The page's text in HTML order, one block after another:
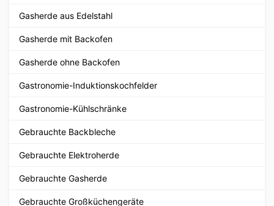
Gasherde aus Edelstahl
Gasherde mit Backofen
Gasherde ohne Backofen
Gastronomie-Induktionskochfelder
Gastronomie-Kühlschränke
Gebrauchte Backbleche
Gebrauchte Elektroherde
Gebrauchte Gasherde
Gebrauchte Großküchengeräte